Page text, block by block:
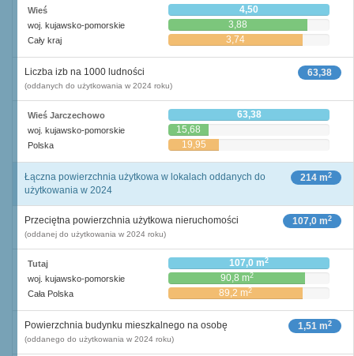
Wieś 4,50
woj. kujawsko-pomorskie 3,88
Cały kraj 3,74
63,38
Liczba izb na 1000 ludności
(oddanych do użytkowania w 2024 roku)
Wieś Jarczechowo 63,38
woj. kujawsko-pomorskie 15,68
Polska 19,95
214 m2
Łączna powierzchnia użytkowa w lokalach oddanych do
użytkowania w 2024
107,0 m2
Przeciętna powierzchnia użytkowa nieruchomości
(oddanej do użytkowania w 2024 roku)
Tutaj 107,0 m2
woj. kujawsko-pomorskie 90,8 m2
Cała Polska 89,2 m2
1,51 m2
Powierzchnia budynku mieszkalnego na osobę
(oddanego do użytkowania w 2024 roku)